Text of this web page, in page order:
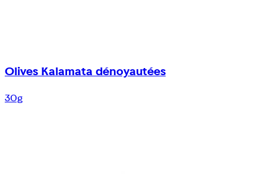
Olives Kalamata dénoyautées
30g